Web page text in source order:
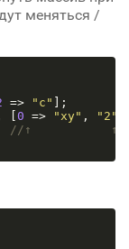
меняться /
=> "c"
];
[ 0 => "xy" , "2"
//↑           ↑